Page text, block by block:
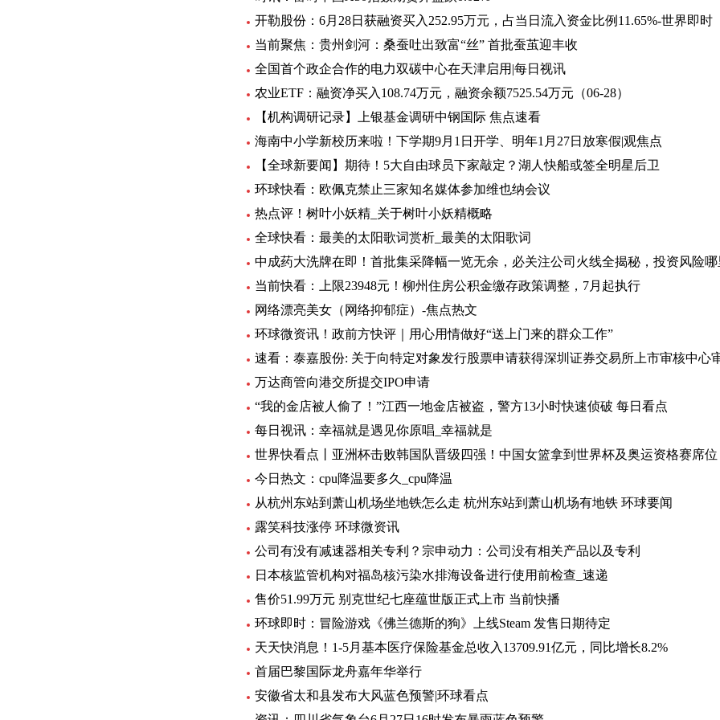
开勒股份：6月28日获融资买入252.95万元，占当日流入资金比例11.65%-世界即时
当前聚焦：贵州剑河：桑蚕吐出致富“丝” 首批蚕茧迎丰收
全国首个政企合作的电力双碳中心在天津启用|每日视讯
农业ETF：融资净买入108.74万元，融资余额7525.54万元（06-28）
【机构调研记录】上银基金调研中钢国际 焦点速看
海南中小学新校历来啦！下学期9月1日开学、明年1月27日放寒假|观焦点
【全球新要闻】期待！5大自由球员下家敲定？湖人快船或签全明星后卫
环球快看：欧佩克禁止三家知名媒体参加维也纳会议
热点评！树叶小妖精_关于树叶小妖精概略
全球快看：最美的太阳歌词赏析_最美的太阳歌词
中成药大洗牌在即！首批集采降幅一览无余，必关注公司火线全揭秘，投资风险哪
当前快看：上限23948元！柳州住房公积金缴存政策调整，7月起执行
网络漂亮美女（网络抑郁症）-焦点热文
环球微资讯！政前方快评｜用心用情做好“送上门来的群众工作”
速看：泰嘉股份: 关于向特定对象发行股票申请获得深圳证券交易所上市审核中心
万达商管向港交所提交IPO申请
“我的金店被人偷了！”江西一地金店被盗，警方13小时快速侦破 每日看点
每日视讯：幸福就是遇见你原唱_幸福就是
世界快看点丨亚洲杯击败韩国队晋级四强！中国女篮拿到世界杯及奥运资格赛席位
今日热文：cpu降温要多久_cpu降温
从杭州东站到萧山机场坐地铁怎么走 杭州东站到萧山机场有地铁 环球要闻
露笑科技涨停 环球微资讯
公司有没有减速器相关专利？宗申动力：公司没有相关产品以及专利
日本核监管机构对福岛核污染水排海设备进行使用前检查_速递
售价51.99万元 别克世纪七座蕴世版正式上市 当前快播
环球即时：冒险游戏《佛兰德斯的狗》上线Steam 发售日期待定
天天快消息！1-5月基本医疗保险基金总收入13709.91亿元，同比增长8.2%
首届巴黎国际龙舟嘉年华举行
安徽省太和县发布大风蓝色预警|环球看点